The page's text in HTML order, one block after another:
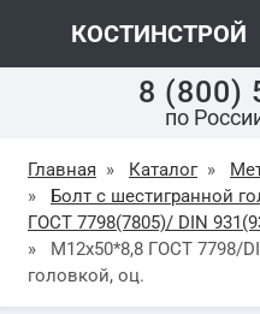
КОСТИНСТРОЙ
8 (800)
по
Главная » Каталог »
»
Болт с шестигранной
ГОСТ 7798(7805)/ DIN
»
М12х50*8,8 ГОСТ 7798/
головкой, оц.